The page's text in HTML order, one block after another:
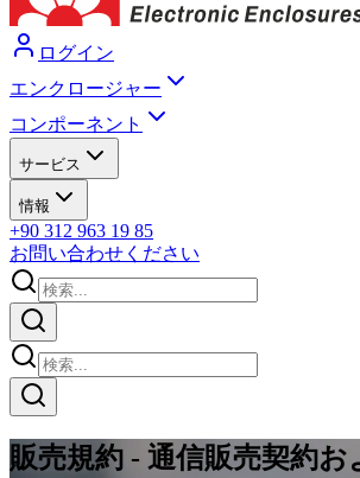
ログイン
エンクロージャー
コンポーネント
サービス
情報
+90 312 963 19 85
お問い合わせください
販売規約 - 通信販売契約お